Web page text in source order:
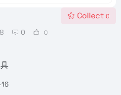
0 0
Collect 0